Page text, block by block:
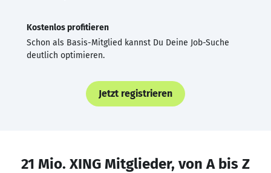
Kostenlos profitieren
Schon als Basis-Mitglied kannst Du Deine Job-Suche
deutlich optimieren.
Jetzt registrieren
21 Mio. XING Mitglieder, von A bis Z